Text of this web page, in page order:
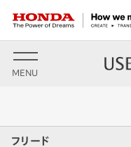
MENU
フリード